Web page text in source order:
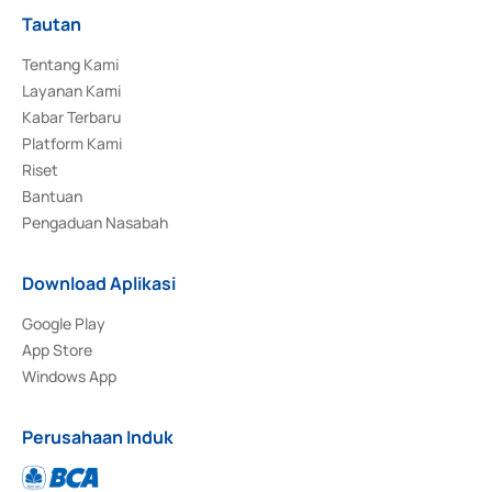
Tautan
Tentang Kami
Layanan Kami
Kabar Terbaru
Platform Kami
Riset
Bantuan
Pengaduan Nasabah
Download Aplikasi
Google Play
App Store
Windows App
Perusahaan Induk